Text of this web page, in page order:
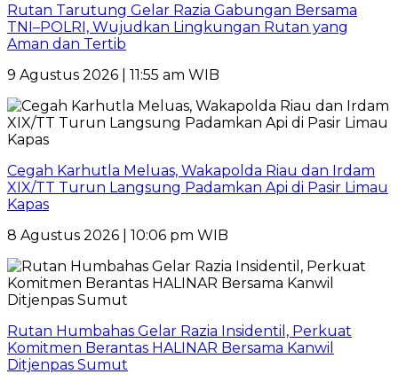
Rutan Tarutung Gelar Razia Gabungan Bersama
TNI–POLRI, Wujudkan Lingkungan Rutan yang
Aman dan Tertib
9 Agustus 2026 | 11:55 am WIB
Cegah Karhutla Meluas, Wakapolda Riau dan Irdam
XIX/TT Turun Langsung Padamkan Api di Pasir Limau
Kapas
8 Agustus 2026 | 10:06 pm WIB
Rutan Humbahas Gelar Razia Insidentil, Perkuat
Komitmen Berantas HALINAR Bersama Kanwil
Ditjenpas Sumut